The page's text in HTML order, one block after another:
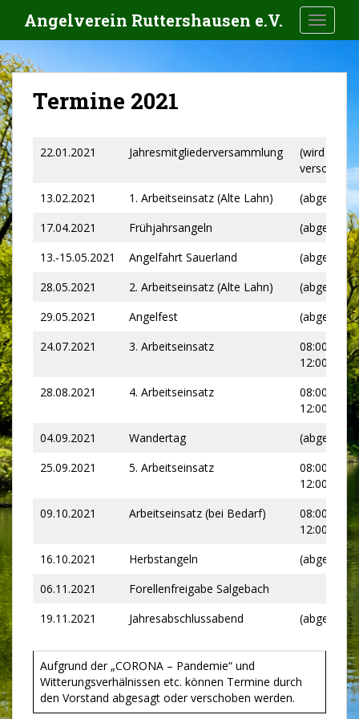
i
p
t
o
m
a
i
n
c
o
n
t
e
n
t
Angelverein Ruttershausen e.V.
Termine 2021
22.01.2021 Jahresmitgliederversammlung
(wird
13.02.2021
1. Arbeitseinsatz (Alte Lahn)
(abgesagt)
17.04.2021
Frühjahrsangeln
(abgesagt)
13.-15.05.2021
Angelfahrt Sauerland
(abgesagt)
28.05.2021
2. Arbeitseinsatz (Alte Lahn)
(abgesagt)
29.05.2021
Angelfest
(abgesagt)
24.07.2021
3. Arbeitseinsatz
08:00 –
12:00 Uhr
28.08.2021
4. Arbeitseinsatz
08:00 –
12:00 Uhr
04.09.2021
Wandertag
(abgesagt)
25.09.2021
5. Arbeitseinsatz
08:00 –
12:00 Uhr
09.10.2021
Arbeitseinsatz (bei Bedarf)
08:00 –
12:00 Uhr
16.10.2021
Herbstangeln
(abgesagt)
06.11.2021
Forellenfreigabe Salgebach
19.11.2021
Jahresabschlussabend (abgesagt)
Aufgrund der „CORONA – Pandemie“ und
Witterungsverhälnissen etc. können Termine durch
den Vorstand abgesagt oder verschoben werden.